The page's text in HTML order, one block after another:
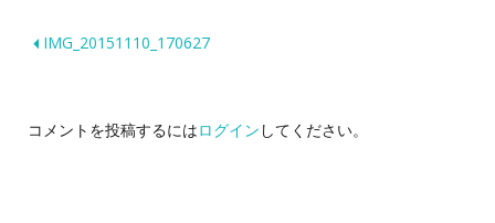
IMG_20151110_170627
コメントを投稿するにはログイン してください。